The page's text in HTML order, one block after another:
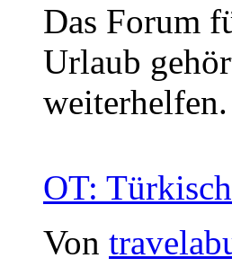
Das Forum
Urlaub
weiterhelfen.
OT:
Von